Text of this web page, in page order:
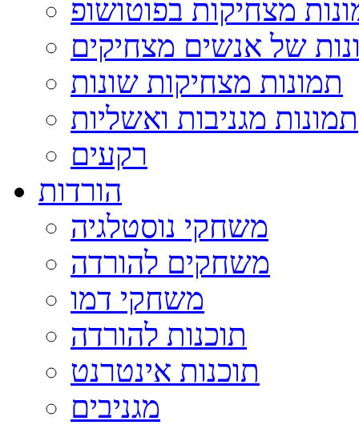
מצחיקות בפוטושופ
של אנשים מצחיקים
תמונות מצחיקות שונות
תמונות מגניבות ואשליות
רקעים
הורדות
משחקי נוסטלגיה
משחקים להורדה
משחקי דמו
תוכנות להורדה
תוכנות אינטרנט
מגניבים